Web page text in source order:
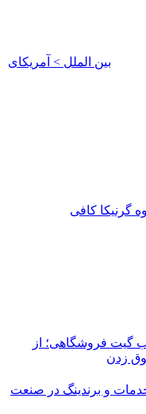
بین الملل > آمریکای
گرنیکا کافی
گیت فروشگاهی؛ از
زدن
و برندینگ در صنعت